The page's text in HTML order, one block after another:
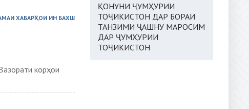
ХАБАРҲОИ ИН БАХШ
корҳои
ҚОНУНИ ҶУМҲУРИИ
ТОҶИКИСТОН ДАР БОРАИ
ТАНЗИМИ ҶАШНУ МАРОСИМ
ДАР ҶУМҲУРИИ
ТОҶИКИСТОН